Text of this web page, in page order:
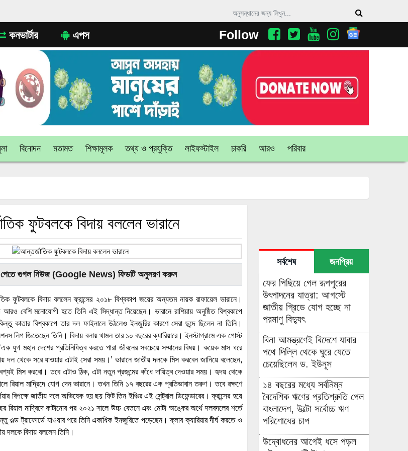
কনভার্টার এপস Follow
বিনোদন মতামত শিক্ষামূলক তথ্য ও প্রযুক্তি লাইফস্টাইল চাকরি আরও পরিবার
ফুটবলকে বিদায় বললেন ভারানে
পেতে গুগল নিউজ (Google News) ফিডটি অনুসরণ করুন
ফুটবলকে বিদায় বললেন ফ্রান্সের ২০১৮ বিশ্বকাপ জয়ের অন্যতম নায়ক রাফায়েল ভারানে।
আরও বেশি মনোযোগী হতে তিনি এই সিদ্ধান্ত নিয়েছেন। ভারানে রাশিয়ায় অনুষ্ঠিত বিশ্বকাপে
কাতার বিশ্বকাপে তার দল ফাইনালে উঠলেও ইনজুরির কারণে সেরা ছন্দে ছিলেন না তিনি।
লিগ জিতেছেন তিনি। বিদায় বলায় থামল তার ১০ বছরের ক্যারিয়ারে। ইনস্টাগ্রামে এক পোস্ট
যুগ মহান দেশের প্রতিনিধিত্ব করতে পারা জীবনের সবচেয়ে সম্মানের বিষয়। কয়েক মাস ধরে
দল থেকে সরে যাওয়ার এটাই সেরা সময়।’ ভারানে জাতীয় দলকে মিস করবেন জানিয়ে বলেছেন,
মিস করবো। তবে এটাও ঠিক, এটা নতুন প্রজন্মের কাঁধে দায়িত্ব দেওয়ার সময়। হৃদয় থেকে
রিয়াল মাদ্রিদে যোগ দেন ভারানে। তখন তিনি ১৭ বছরের এক প্রতিভাবান তরুণ। তবে রক্ষণে
বিপক্ষে জাতীয় দলে অভিষেক হয় ছয় ফিট তিন ইঞ্চির এই সেন্ট্রাল ডিফেন্ডারের। ফ্রান্সের হয়ে
রিয়াল মাদ্রিদে কাটানোর পর ২০২১ সালে উচ্চ বেতনে এবং মোটা অঙ্কের অর্থে দলবদলের শর্তে
ওল্ড ট্রাফোর্ডে যাওয়ার পরে তিনি একাধিক ইনজুরিতে পড়েছেন। ক্লাব ক্যারিয়ার দীর্ঘ করতে ও
দলকে বিদায় বললেন তিনি।
সর্বশেষ জনপ্রিয়
ফের পিছিয়ে গেল রূপপুরের
উৎপাদনের যাত্রা: আগস্টে
জাতীয় গ্রিডে যোগ হচ্ছে না
পরমাণু বিদ্যুৎ
বিনা আমন্ত্রণেই বিদেশে যাবার
পথে দিল্লি থেকে ঘুরে যেতে
চেয়েছিলেন ড. ইউনূস
১৪ বছরের মধ্যে সর্বনিম্ন
বৈদেশিক ঋণের প্রতিশ্রুতি পেল
বাংলাদেশ, উল্টো সর্বোচ্চ ঋণ
পরিশোধের চাপ
উদ্বোধনের আগেই ধসে পড়ল